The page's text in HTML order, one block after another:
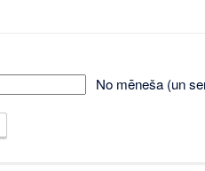
No mēneša (un